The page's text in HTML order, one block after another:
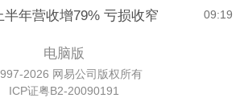
09:19
半年营收增79% 亏损收窄
电脑版
2026 网易公司版权所有
ICP证粤B2-20090191